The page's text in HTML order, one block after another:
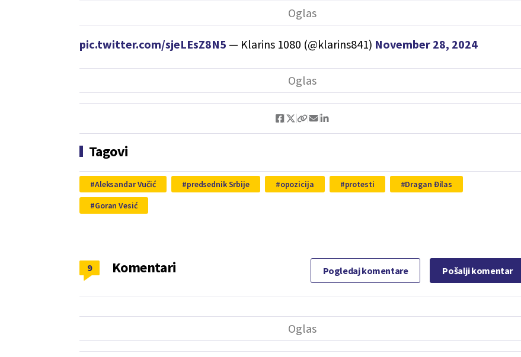
pic.twitter.com/sjeLEsZ8N5 — Klarins 1080 (@klarins841) November 28, 2024
Tagovi
Aleksandar Vučić predsednik Srbije opozicija protesti
Dragan Đilas
Goran Vesić
Komentari
9 Pogledaj komentare Pošalji komentar